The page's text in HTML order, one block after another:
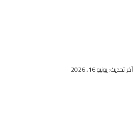
آخر تحديث: يونيو 16, 2026